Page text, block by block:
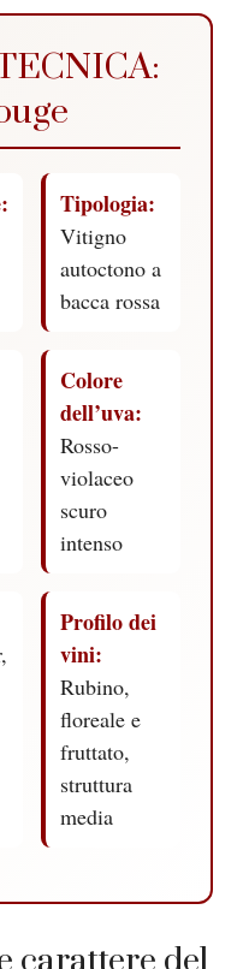
Tipologia:
Vitigno
autoctono a
bacca rossa
Colore
dell’uva:
Rosso-
violaceo
scuro
intenso
Profilo dei
vini:
Rubino,
floreale e
fruttato,
struttura
media